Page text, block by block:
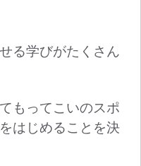
る学びがたくさん
もってこいのスポ
はじめることを決